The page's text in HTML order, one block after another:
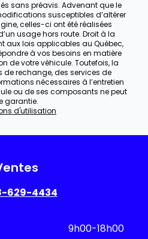
sans préavis. Advenant que le
susceptibles d’altérer
celles-ci ont été réalisées
usage hors route. Droit à la
aux lois applicables au Québec,
à vos besoins en matière
de votre véhicule. Toutefois, la
de rechange, des services de
nécessaires à l’entretien
ou de ses composants ne peut
garantie.
d'utilisation
629-4434
9h00-18h00